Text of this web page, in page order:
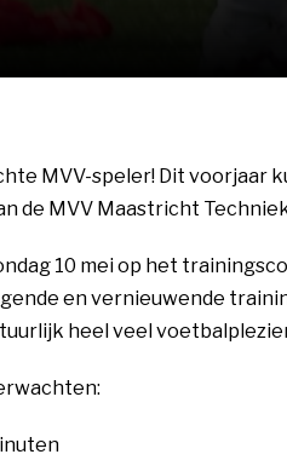
MVV-speler! Dit voorjaar
de MVV Maastricht
10 mei op het
en vernieuwende
heel veel